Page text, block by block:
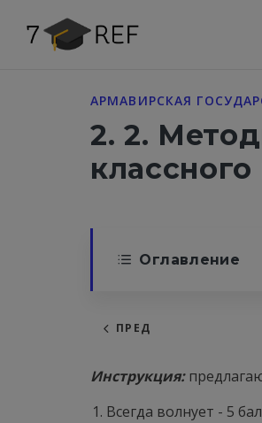
АРМАВИРСКАЯ
2. 2.
Оглавление
ПРЕД
Инструкция:
Всегда волнует - 5